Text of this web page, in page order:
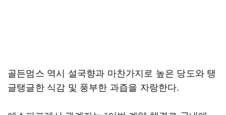
골든멈스 역시 설국향과 마찬가지로 높은 당도와 탱
글탱글한 식감 및 풍부한 과즙을 자랑한다.